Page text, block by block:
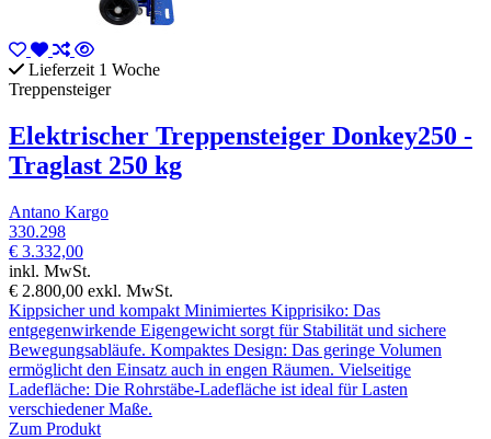
Lieferzeit 1 Woche
Treppensteiger
Elektrischer Treppensteiger Donkey250 -
Traglast 250 kg
Antano Kargo
330.298
€ 3.332,00
inkl. MwSt.
€ 2.800,00 exkl. MwSt.
Kippsicher und kompakt Minimiertes Kipprisiko: Das
entgegenwirkende Eigengewicht sorgt für Stabilität und sichere
Bewegungsabläufe. Kompaktes Design: Das geringe Volumen
ermöglicht den Einsatz auch in engen Räumen. Vielseitige
Ladefläche: Die Rohrstäbe-Ladefläche ist ideal für Lasten
verschiedener Maße.
Zum Produkt